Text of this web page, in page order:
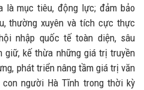
là mục tiêu, động lực; đảm bảo
thường xuyên và tích cực thực
nhập quốc tế toàn diện, sâu
giữ, kế thừa những giá trị truyền
phát triển nâng tầm giá trị văn
người Hà Tĩnh trong thời kỳ